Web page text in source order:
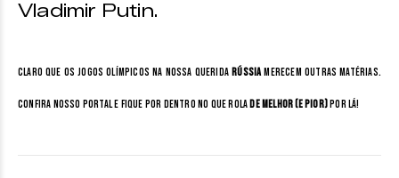
Vladimir Putin.
Claro que os Jogos Olímpicos na nossa queridaRússiamerecem outras matérias.
Confira nosso portal e fique por dentro no que rolade melhor (e pior)por lá!